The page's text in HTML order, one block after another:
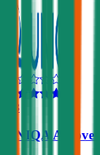
4,3
UNIQA